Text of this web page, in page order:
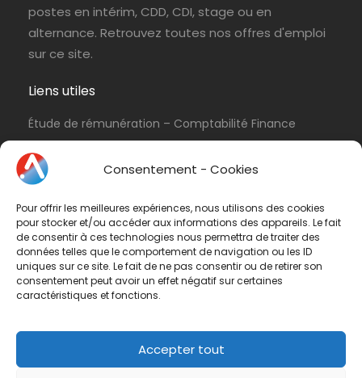
Consentement - Cookies
Pour offrir les meilleures expériences, nous utilisons des cookies
pour stocker et/ou accéder aux informations des appareils. Le fait
de consentir à ces technologies nous permettra de traiter des
données telles que le comportement de navigation ou les ID
uniques sur ce site. Le fait de ne pas consentir ou de retirer son
consentement peut avoir un effet négatif sur certaines
caractéristiques et fonctions.
Accepter tout
postes en intérim, CDD, CDI, stage ou en
alternance. Retrouvez toutes nos offres d'emploi
sur ce site.
Liens utiles
Étude de rémunération – Comptabilité Finance
Conditions d’utilisation & Politique de
confidentialité
Conditions générales de vente
Contactez-nous
Vous avez une question ? N'hésitez pas à nous
01 47 42 90 73